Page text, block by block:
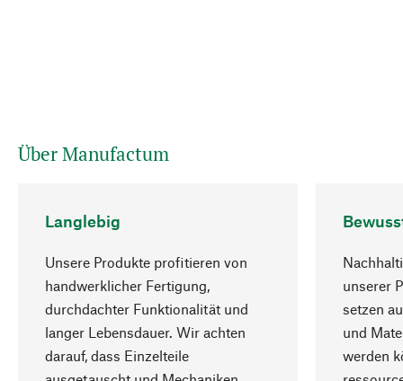
Über Manufactum
Langlebig
Unsere Produkte profitieren von
handwerklicher Fertigung,
durchdachter Funktionalität und
langer Lebensdauer. Wir achten
darauf, dass Einzelteile
unserer
setzen
und
werden